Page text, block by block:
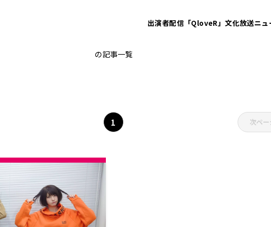
出演者配信「QloveR」文化放送ニュ
えなこの〇〇ラジオ
の記事一覧
1 次ペー